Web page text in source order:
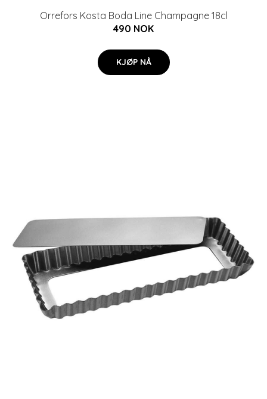
Orrefors Kosta Boda Line Champagne 18cl
490 NOK
KJØP NÅ